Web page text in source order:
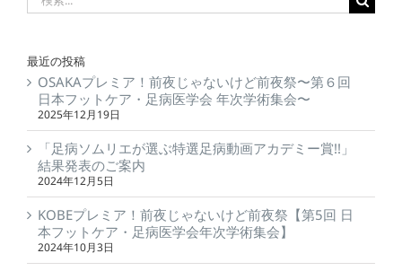
最近の投稿
OSAKAプレミア！前夜じゃないけど前夜祭〜第６回
日本フットケア・足病医学会 年次学術集会〜
2025年12月19日
「足病ソムリエが選ぶ特選足病動画アカデミー賞!!」
結果発表のご案内
2024年12月5日
KOBEプレミア！前夜じゃないけど前夜祭【第5回 日
本フットケア・足病医学会年次学術集会】
2024年10月3日